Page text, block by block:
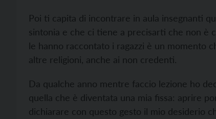
Poi ti capita di incontrare in aula insegnanti
sintonia e che ci tiene a precisarti che non è
le hanno raccontato i ragazzi è un momento
altre religioni, anche ai non credenti.
Da qualche anno mentre faccio lezione ho
quella che è diventata una mia fissa: aprire
dichiarare con questo gesto il mio desiderio